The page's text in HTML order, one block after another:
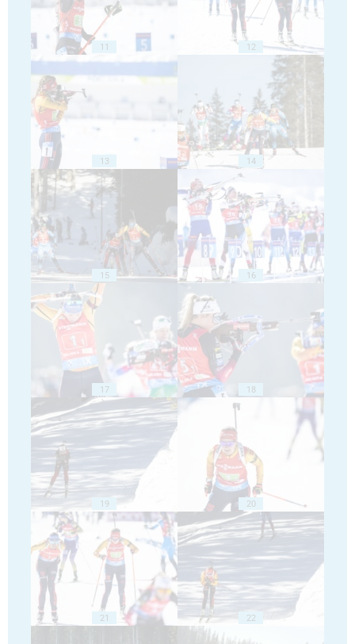
11 12
13 14
15 16
17 18
19 20
21 22